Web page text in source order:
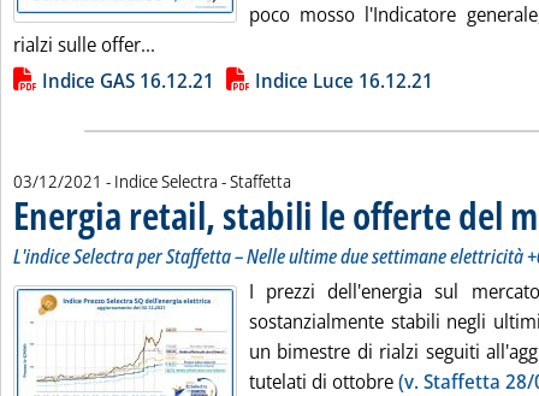
poco mosso l'Indicatore
rialzi sulle offer...
Lista allegati PDF alla notizia
Indice GAS 16.12.21 Indice Luce 16.12.21
03/12/2021 - Indice Selectra - Staffetta
Energia retail, stabili le offerte del
L'indice Selectra per Staffetta – Nelle ultime due settimane elettricità
I prezzi dell'energia sul
sostanzialmente stabili negli
un bimestre di rialzi seguiti
tutelati di ottobre(v. Staffetta 28/